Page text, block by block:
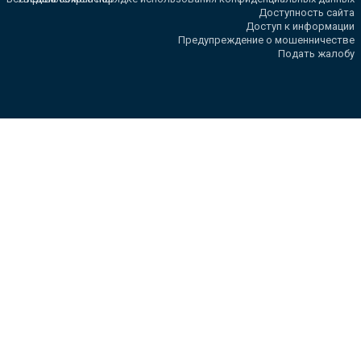
Доступность сайта
Доступ к информации
Предупреждение о мошенничестве
Подать жалобу